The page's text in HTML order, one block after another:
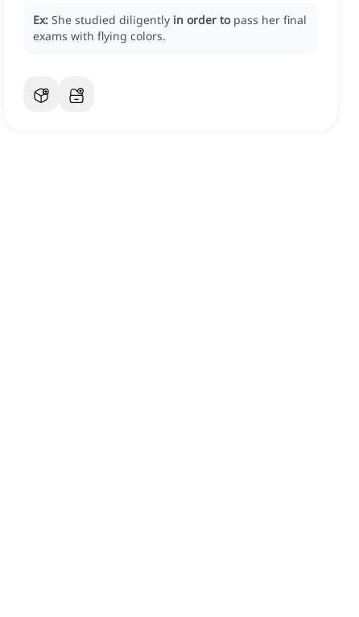
Ex: She studied diligently in order to pass her final
exams with flying colors.